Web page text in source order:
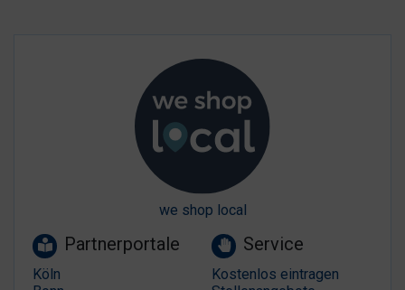
we shop local
Partnerportale
Köln
Service
Kostenlos eintragen